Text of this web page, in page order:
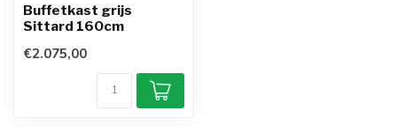
Buffetkast grijs
Sittard 160cm
€2.075,00